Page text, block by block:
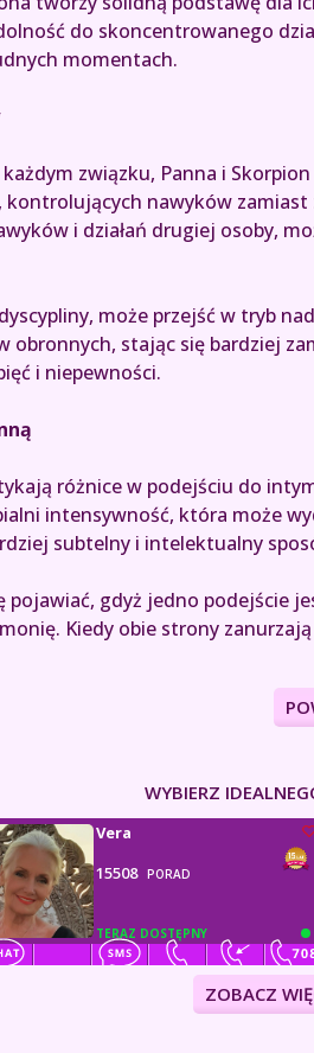
do skoncentrowanego
momentach.
związku, Panna i
nawyków zamiast
i działań drugiej osoby,
może przejść w tryb
obronnych, stając się bardziej
i niepewności.
różnice w podejściu do
intensywność, która może
subtelny i intelektualny
pojawiać, gdyż jedno
Kiedy obie strony
WYBIERZ
TERAZ DOSTĘPNY
Vera
15508 PORAD
ZOBACZ